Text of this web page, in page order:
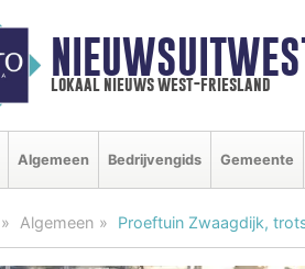
lokaal nieuws west-friesland
Algemeen Bedrijvengids Gemeente
Algemeen Proeftuin Zwaagdijk,